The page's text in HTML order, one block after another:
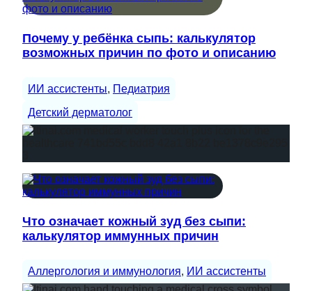
Почему у ребёнка сыпь: калькулятор
возможных причин по фото и описанию
ИИ ассистенты, Педиатрия
Детский дерматолог
Что означает кожный зуд без сыпи:
калькулятор иммунных причин
Аллергология и иммунология, ИИ ассистенты